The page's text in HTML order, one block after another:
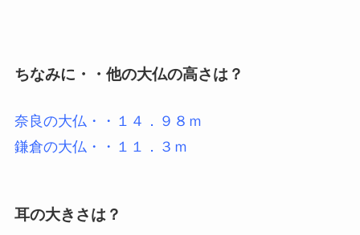
ちなみに・・他の大仏の高さは？
奈良の大仏・・１４．９８ｍ
鎌倉の大仏・・１１．３ｍ
耳の大きさは？